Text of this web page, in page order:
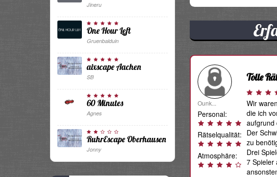
Jineru
One Hour Left
Gruenbalduin
aixscape Aachen
SB
60 Minutes
Agnes
RuhrEscape Oberhausen
Jonny
Ounk...
Personal:
Rätselqualität:
Atmosphäre:
Tolle
Wir
die ich
aufgrund
Der
zu
Drei
7 Spieler